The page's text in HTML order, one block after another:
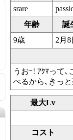
srare
年齢
誕
9歳
2月8
うおｰ! ｱｸﾏって
べるから､きっ
最大Lv
コスト